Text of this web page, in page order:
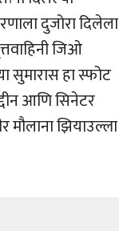
दुजोरा दिलेला
जिओ
सुमारास हा स्फोट
आणि सिनेटर
मौलाना झियाउल्ला